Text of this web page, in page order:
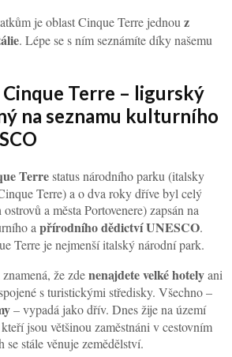
je oblast Cinque Terre jednouz
. Lépe se s ním seznámíte díky našemu
Terre – ligurský
na seznamu kulturního
Terrestatus národního parku (italsky
Terre) a o dva roky dříve byl celý
a města Portovenere) zapsán na
a přírodního dědictví UNESCO.
Terre je nejmenší italský národní park.
že zdenenajdete velké hotelyani
s turistickými středisky. Všechno –
– vypadá jako dřív. Dnes žije na území
jsou většinou zaměstnáni v cestovním
stále věnuje zemědělství.